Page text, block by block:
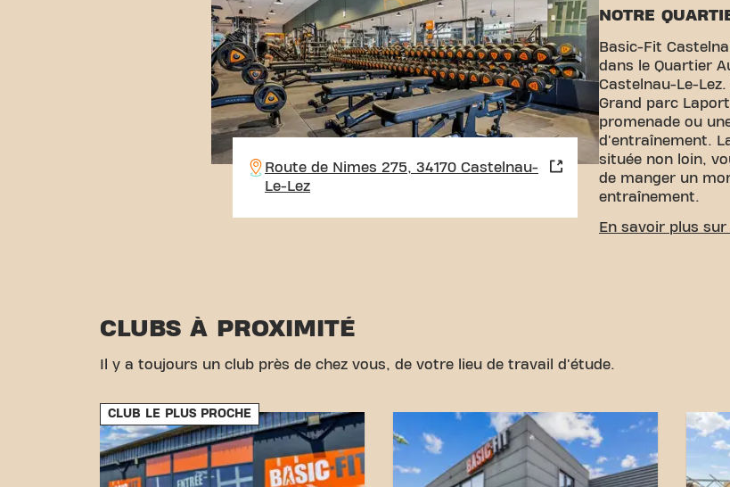
Route de Nimes 275, 34170 Castelnau-
Le-Lez
NOTRE
Basic-Fit
dans le Quartier
Castelnau-Le-
Grand parc
promenade ou
d'entraînement.
située non loin,
de manger un
entraînement.
ACCESSIBILITÉ
Gare:
La Gare
accessible
Avec notre
transport
En savoir plus sur
CLUBS À PROXIMITÉ
Il y a toujours un club près de chez vous, de votre lieu de travail d'étude.
CLUB LE PLUS PROCHE